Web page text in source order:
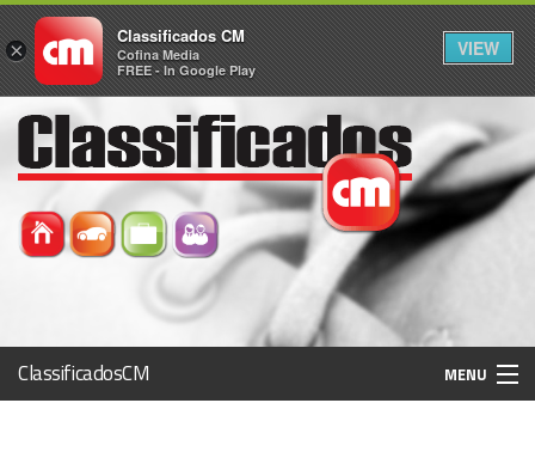
ClassificadosCM MENU
×
Classificados CM
Cofina Media
FREE - In Google Play
VIEW